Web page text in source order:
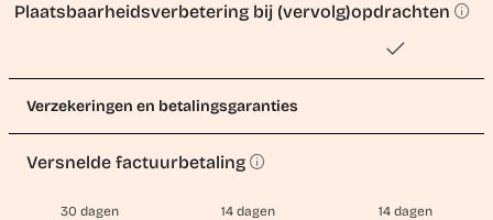
Plaatsbaarheidsverbetering bij (vervolg)opdrachten
Verzekeringen en betalingsgaranties
Versnelde factuurbetaling
30 dagen 14 dagen 14 dagen